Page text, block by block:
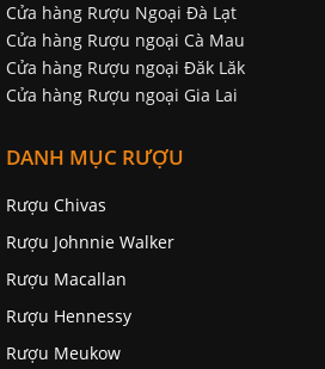
Cửa hàng Rượu Ngoại Đà Lạt
Cửa hàng Rượu ngoại Cà Mau
Cửa hàng Rượu ngoại Đăk Lăk
Cửa hàng Rượu ngoại Gia Lai
DANH MỤC RƯỢU
Rượu Chivas
Rượu Johnnie Walker
Rượu Macallan
Rượu Hennessy
Rượu Meukow